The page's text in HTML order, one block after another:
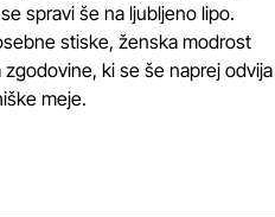
spravi še na ljubljeno lipo.
stiske, ženska modrost
ki se še naprej odvija
meje.